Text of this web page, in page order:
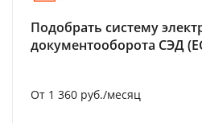
Подобрать систему
документооборота СЭД
От 1 360 руб./месяц